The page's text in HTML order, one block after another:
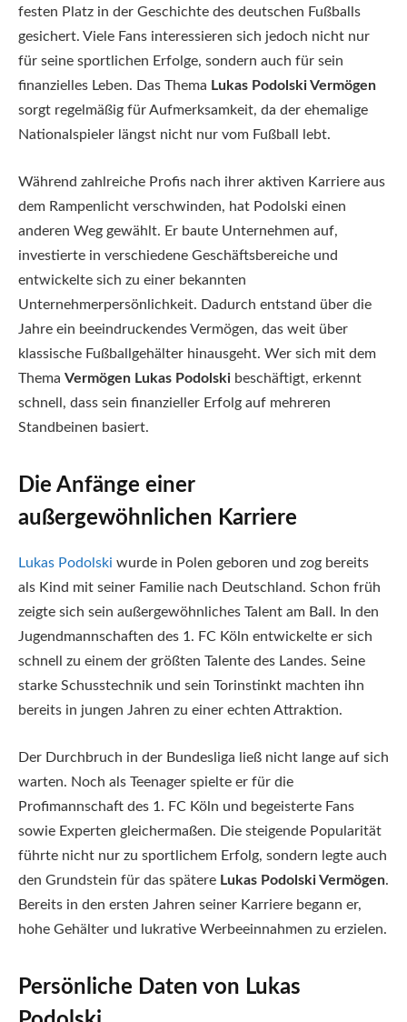
festen Platz in der Geschichte des deutschen Fußballs
gesichert. Viele Fans interessieren sich jedoch nicht nur
für seine sportlichen Erfolge, sondern auch für sein
finanzielles Leben. Das Thema Lukas Podolski Vermögen
sorgt regelmäßig für Aufmerksamkeit, da der ehemalige
Nationalspieler längst nicht nur vom Fußball lebt.
Während zahlreiche Profis nach ihrer aktiven Karriere aus
dem Rampenlicht verschwinden, hat Podolski einen
anderen Weg gewählt. Er baute Unternehmen auf,
investierte in verschiedene Geschäftsbereiche und
entwickelte sich zu einer bekannten
Unternehmerpersönlichkeit. Dadurch entstand über die
Jahre ein beeindruckendes Vermögen, das weit über
klassische Fußballgehälter hinausgeht. Wer sich mit dem
Thema Vermögen Lukas Podolski beschäftigt, erkennt
schnell, dass sein finanzieller Erfolg auf mehreren
Standbeinen basiert.
Die Anfänge einer
außergewöhnlichen Karriere
Lukas Podolski wurde in Polen geboren und zog bereits
als Kind mit seiner Familie nach Deutschland. Schon früh
zeigte sich sein außergewöhnliches Talent am Ball. In den
Jugendmannschaften des 1. FC Köln entwickelte er sich
schnell zu einem der größten Talente des Landes. Seine
starke Schusstechnik und sein Torinstinkt machten ihn
bereits in jungen Jahren zu einer echten Attraktion.
Der Durchbruch in der Bundesliga ließ nicht lange auf sich
warten. Noch als Teenager spielte er für die
Profimannschaft des 1. FC Köln und begeisterte Fans
sowie Experten gleichermaßen. Die steigende Popularität
führte nicht nur zu sportlichem Erfolg, sondern legte auch
den Grundstein für das spätere Lukas Podolski Vermögen.
Bereits in den ersten Jahren seiner Karriere begann er,
hohe Gehälter und lukrative Werbeeinnahmen zu erzielen.
Persönliche Daten von Lukas